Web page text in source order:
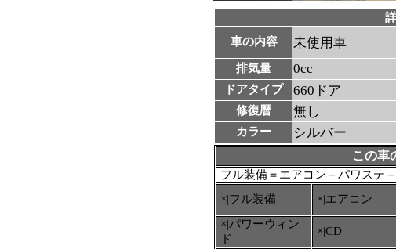
車の内容
未使用車
排気量 0cc
ドアタイプ 660ドア
修復暦 無し
カラー シルバー
この車
フル装備＝エアコン＋パワステ
×|フル装備
×|エアコン
×|パワーウィン
ド
×|CD